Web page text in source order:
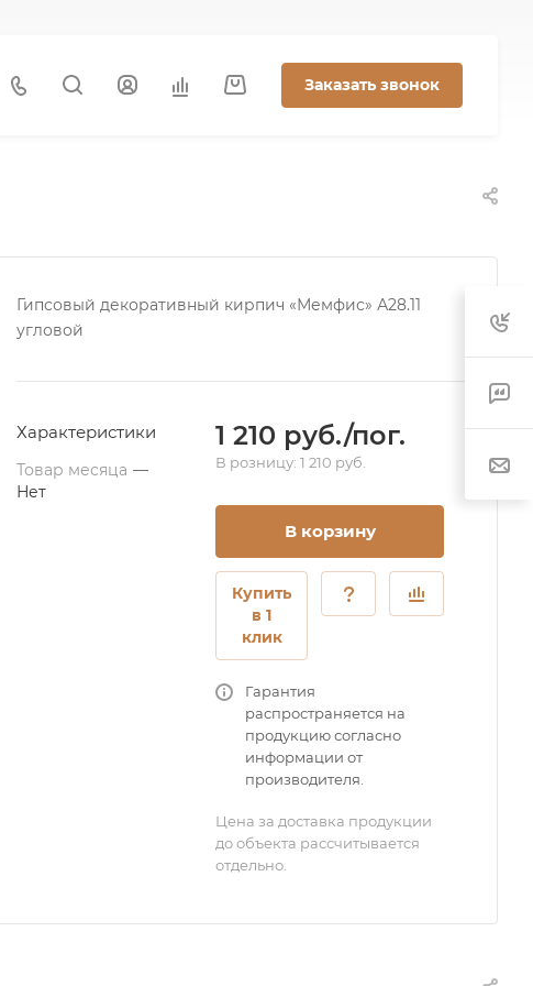
Заказать звонок
Гипсовый декоративный кирпич «Мемфис» А28.11
угловой
Характеристики
Товар месяца —
Нет
1 210 руб./пог.
В розницу: 1 210 руб.
В корзину
Купить
в 1
клик
Гарантия
распространяется на
продукцию согласно
информации от
производителя.
Цена за доставка продукции
до объекта рассчитывается
отдельно.